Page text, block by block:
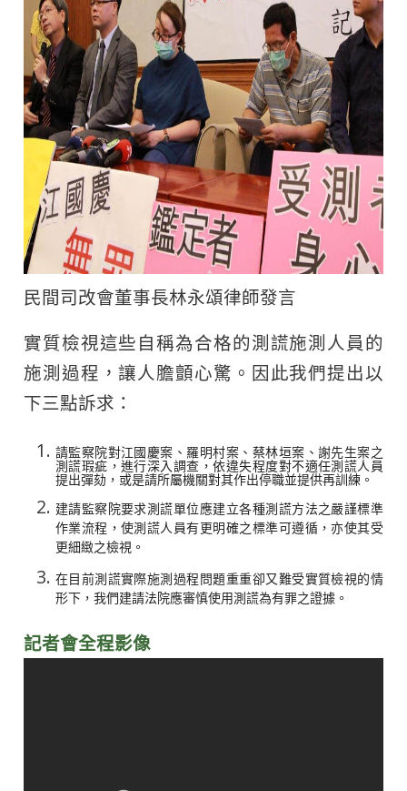
民間司改會董事長林永頌律師發言
實質檢視這些自稱為合格的測謊施測人員的
施測過程，讓人膽顫心驚。因此我們提出以
下三點訴求：
請監察院對江國慶案、羅明村案、蔡林垣案、謝先生案之
測謊瑕疵，進行深入調查，依違失程度對不適任測謊人員
提出彈劾，或是請所屬機關對其作出停職並提供再訓練。
建請監察院要求測謊單位應建立各種測謊方法之嚴謹標準
作業流程，使測謊人員有更明確之標準可遵循，亦使其受
更細緻之檢視。
在目前測謊實際施測過程問題重重卻又難受實質檢視的情
形下，我們建請法院應審慎使用測謊為有罪之證據。
記者會全程影像